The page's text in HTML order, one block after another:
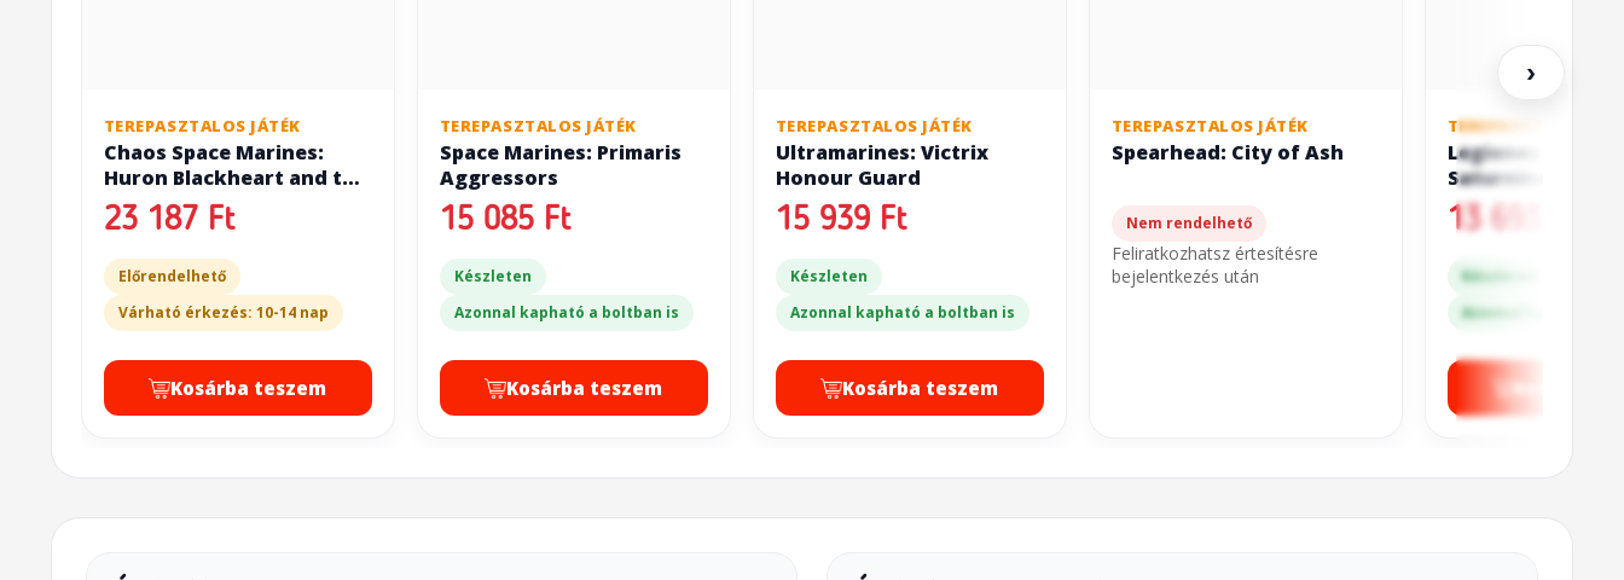
TEREPASZTALOS JÁTÉK
Chaos Space Marines:
Huron Blackheart and the
Masters of the Maelstrom
23 187 Ft
Előrendelhető
Várható érkezés: 10-14 nap
Kosárba teszem
TEREPASZTALOS JÁTÉK
Space Marines: Primaris
Aggressors
15 085 Ft
Készleten
Azonnal kapható a boltban is
Kosárba teszem
TEREPASZTALOS JÁTÉK
Ultramarines: Victrix
Honour Guard
15 939 Ft
Készleten
Azonnal kapható a boltban is
Kosárba teszem
TEREPASZTALOS JÁTÉK
Spearhead: City of Ash
Nem rendelhető
Feliratkozhatsz értesítésre
bejelentkezés után
TEREPASZTALOS
Legiones
Saturnine
13 693 Ft
Készleten
Azonnal kapható a
Kosárba
›